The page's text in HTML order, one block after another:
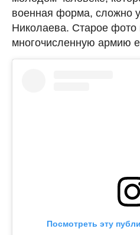
военная форма, сложно
Николаева. Старое фото
многочисленную армию
Посмотреть эту